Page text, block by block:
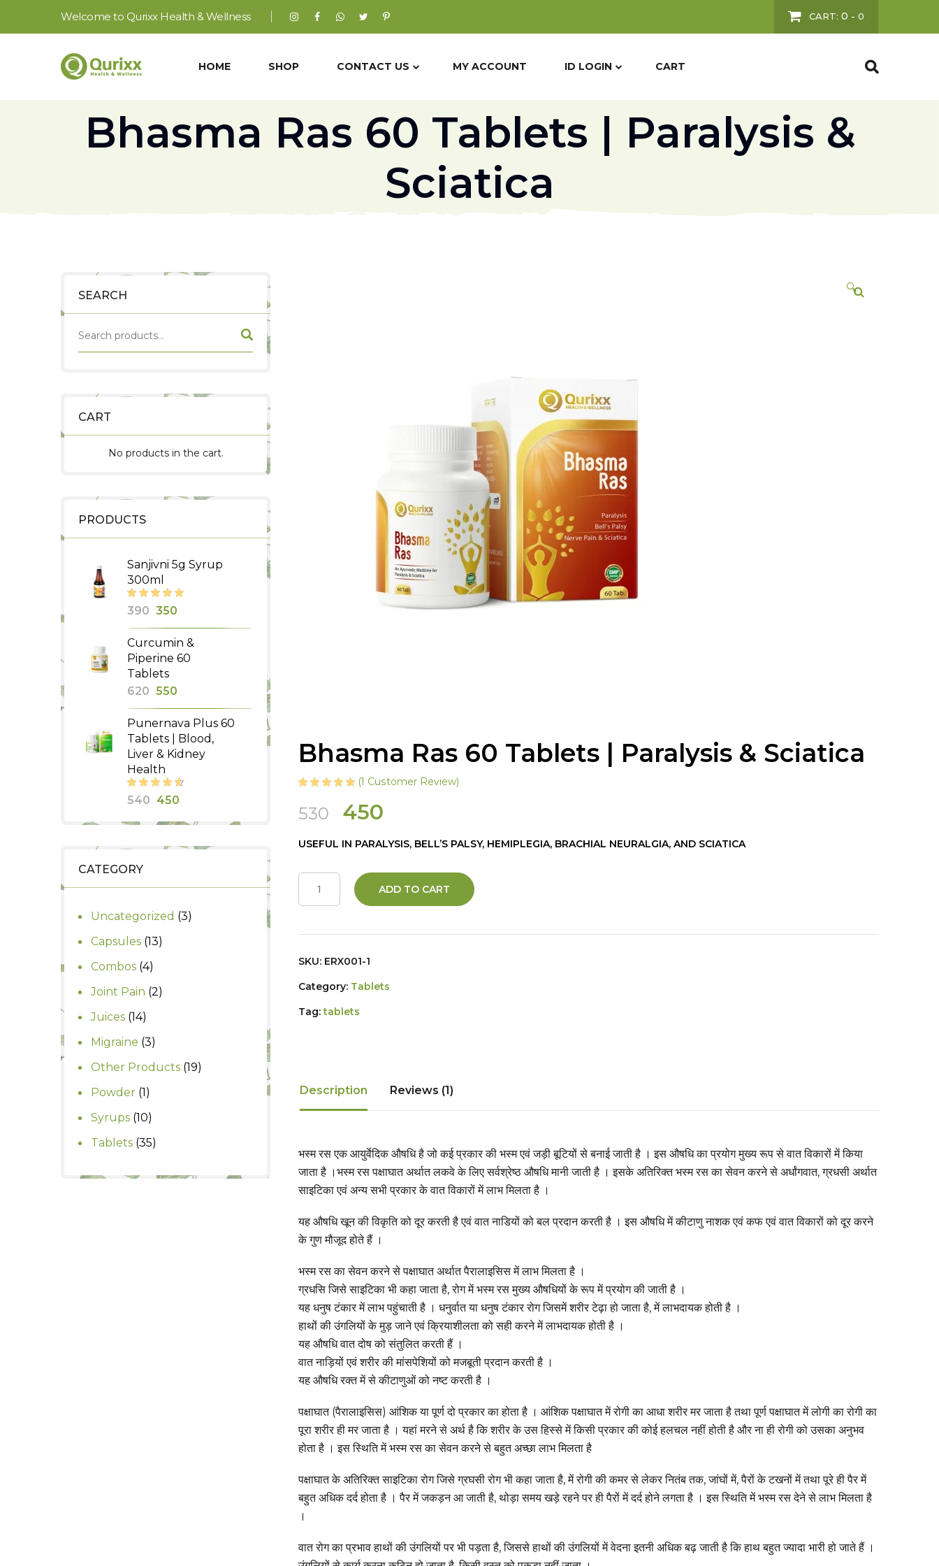
Welcome to Qurixx Health & Wellness CART: 0 - 0
HOME SHOP CONTACT US MY ACCOUNT ID LOGIN CART
Bhasma Ras 60 Tablets | Paralysis &
Sciatica
SEARCH
CART
No products in the cart.
PRODUCTS
Sanjivni 5g Syrup
300ml
390 Original
price
was:
₹390.
350
price
is:
Curcumin &
Piperine 60
Tablets
620 Original
price
was:
₹620.
550
price
is:
₹550.
Punernava Plus 60
Tablets | Blood,
Liver & Kidney
Health
540 Original
price
450
price
CATEGORY
Uncategorized 33
Capsules 1313
Combos 44
products
Joint Pain 22
Juices 1414
products
Migraine 33
products
Other Products 1919
Powder 11
product
Syrups 1010
products
Tablets 3535
🔍
Bhasma Ras 60 Tablets | Paralysis & Sciatica
(1 Customer Review)
530
Original
was:
₹530.
450
is:
₹450.
USEFUL IN PARALYSIS, BELL’S PALSY, HEMIPLEGIA, BRACHIAL NEURALGIA, AND SCIATICA
ADD TO CART
SKU: ERX001-1
Category: Tablets
Tag:tablets
Description Reviews (1)
भस्म रस एक आयुर्वेदिक औषधि है जो कई प्रकार की भस्म एवं जड़ी बूटियों से बनाई जाती है । इस औषधि का प्रयोग मुख्य रूप से वात विकारों में किया
जाता है ।भस्म रस पक्षाघात अर्थात लकवे के लिए सर्वश्रेष्ठ औषधि मानी जाती है । इसके अतिरिक्त भस्म रस का सेवन करने से अर्धांगवात, ग्रधसी अर्थात
साइटिका एवं अन्य सभी प्रकार के वात विकारों में लाभ मिलता है ।
यह औषधि खून की विकृति को दूर करती है एवं वात नाडियों को बल प्रदान करती है । इस औषधि में कीटाणु नाशक एवं कफ एवं वात विकारों को दूर करने
के गुण मौजूद होते हैं ।
भस्म रस का सेवन करने से पक्षाघात अर्थात पैरालाइसिस में लाभ मिलता है ।
ग्रधसि जिसे साइटिका भी कहा जाता है, रोग में भस्म रस मुख्य औषधियों के रूप में प्रयोग की जाती है ।
यह धनुष टंकार में लाभ पहुंचाती है । धनुर्वात या धनुष टंकार रोग जिसमें शरीर टेढ़ा हो जाता है, में लाभदायक होती है ।
हाथों की उंगलियों के मुड़ जाने एवं क्रियाशीलता को सही करने में लाभदायक होती है ।
यह औषधि वात दोष को संतुलित करती हैं ।
वात नाड़ियों एवं शरीर की मांसपेशियों को मजबूती प्रदान करती है ।
यह औषधि रक्त में से कीटाणुओं को नष्ट करती है ।
पक्षाघात (पैरालाइसिस) आंशिक या पूर्ण दो प्रकार का होता है । आंशिक पक्षाघात में रोगी का आधा शरीर मर जाता है तथा पूर्ण पक्षाघात में लोगी का रोगी का
पूरा शरीर ही मर जाता है । यहां मरने से अर्थ है कि शरीर के उस हिस्से में किसी प्रकार की कोई हलचल नहीं होती है और ना ही रोगी को उसका अनुभव
होता है । इस स्थिति में भस्म रस का सेवन करने से बहुत अच्छा लाभ मिलता है
पक्षाघात के अतिरिक्त साइटिका रोग जिसे ग्रघसी रोग भी कहा जाता है, में रोगी की कमर से लेकर नितंब तक, जांघों में, पैरों के टखनों में तथा पूरे ही पैर में
बहुत अधिक दर्द होता है । पैर में जकड़न आ जाती है, थोड़ा समय खड़े रहने पर ही पैरों में दर्द होने लगता है । इस स्थिति में भस्म रस देने से लाभ मिलता है
।
वात रोग का प्रभाव हाथों की उंगलियों पर भी पड़ता है, जिससे हाथों की उंगलियों में वेदना इतनी अधिक बढ़ जाती है कि हाथ बहुत ज्यादा भारी हो जाते हैं ।